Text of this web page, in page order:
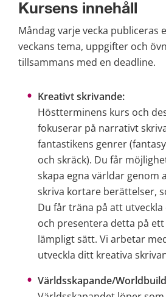
Kursens innehåll
Måndag varje vecka publiceras
veckans tema, uppgifter och
tillsammans med en deadline.
Kreativt skrivande:
Höstterminens kurs och
fokuserar på narrativt
fantastikens genrer
och skräck). Du får
skapa egna världar genom
skriva kortare berättelser,
Du får träna på att
och presentera detta på
lämpligt sätt. Vi arbetar
utveckla ditt kreativa
Världsskapande/